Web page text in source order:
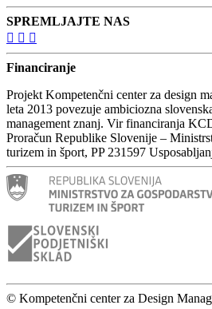
SPREMLJAJTE NAS
Financiranje
Projekt Kompetenčni center za design
leta 2013 povezuje ambiciozna
management znanj. Vir financiranja
Proračun Republike Slovenije –
turizem in šport, PP 231597
© Kompetenčni center za Design